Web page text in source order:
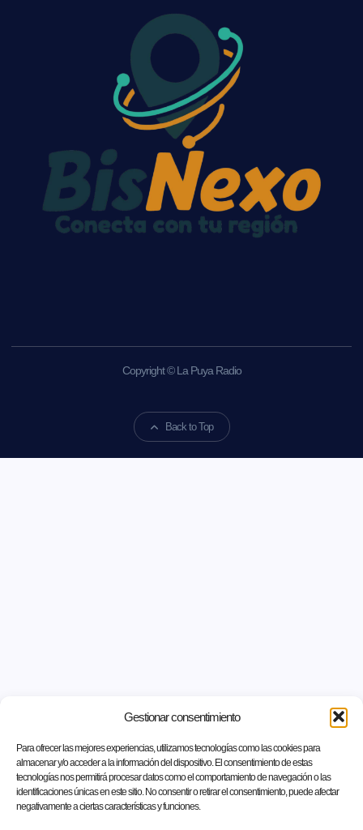
Gestionar consentimiento
Para ofrecer las mejores experiencias, utilizamos tecnologías como las cookies para
almacenar y/o acceder a la información del dispositivo. El consentimiento de estas
tecnologías nos permitirá procesar datos como el comportamiento de navegación o las
identificaciones únicas en este sitio. No consentir o retirar el consentimiento, puede afectar
negativamente a ciertas características y funciones.
Copyright © La Puya Radio
Back to Top